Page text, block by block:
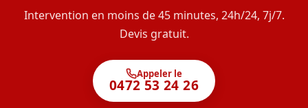
Intervention en moins de 45 minutes, 24h/24, 7j/7.
Devis gratuit.
Appeler le
0472 53 24 26